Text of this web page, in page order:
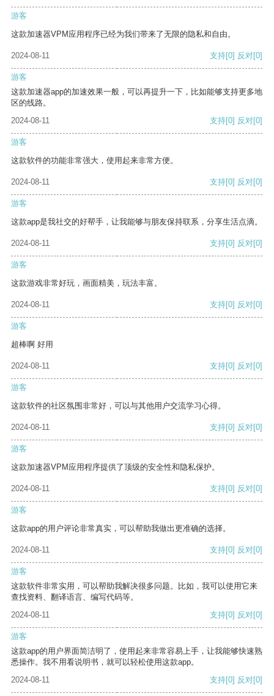
游客
这款加速器VPM应用程序已经为我们带来了无限的隐私和自由。
2024-08-11 支持[0] 反对[0]
游客
这款加速器app的加速效果一般，可以再提升一下，比如能够支持更多地
区的线路。
2024-08-11
支持[0] 反对[0]
游客
这款软件的功能非常强大，使用起来非常方便。
2024-08-11 支持[0] 反对[0]
游客
这款app是我社交的好帮手，让我能够与朋友保持联系，分享生活点滴。
2024-08-11 支持[0] 反对[0]
游客
这款游戏非常好玩，画面精美，玩法丰富。
2024-08-11 支持[0] 反对[0]
游客
超棒啊 好用
2024-08-11 支持[0] 反对[0]
游客
这款软件的社区氛围非常好，可以与其他用户交流学习心得。
2024-08-11 支持[0] 反对[0]
游客
这款加速器VPM应用程序提供了顶级的安全性和隐私保护。
2024-08-11 支持[0] 反对[0]
游客
这款app的用户评论非常真实，可以帮助我做出更准确的选择。
2024-08-11 支持[0] 反对[0]
游客
这款软件非常实用，可以帮助我解决很多问题。比如，我可以使用它来
查找资料、翻译语言、编写代码等。
2024-08-11
支持[0] 反对[0]
游客
这款app的用户界面简洁明了，使用起来非常容易上手，让我能够快速熟
悉操作。我不用看说明书，就可以轻松使用这款app。
2024-08-11
支持[0] 反对[0]